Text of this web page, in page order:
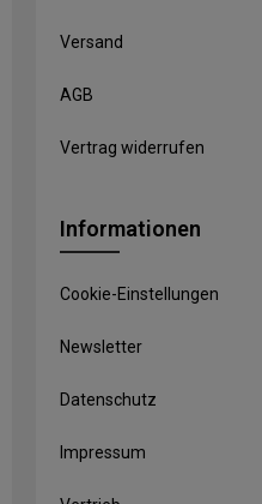
Versand
AGB
Vertrag widerrufen
Informationen
Cookie-Einstellungen
Newsletter
Datenschutz
Impressum